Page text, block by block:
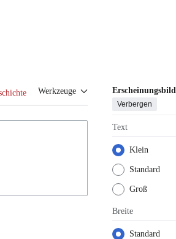
Werkzeuge Erscheinungsbild
Verbergen
Text
Klein
Standard
Groß
Breite
Standard